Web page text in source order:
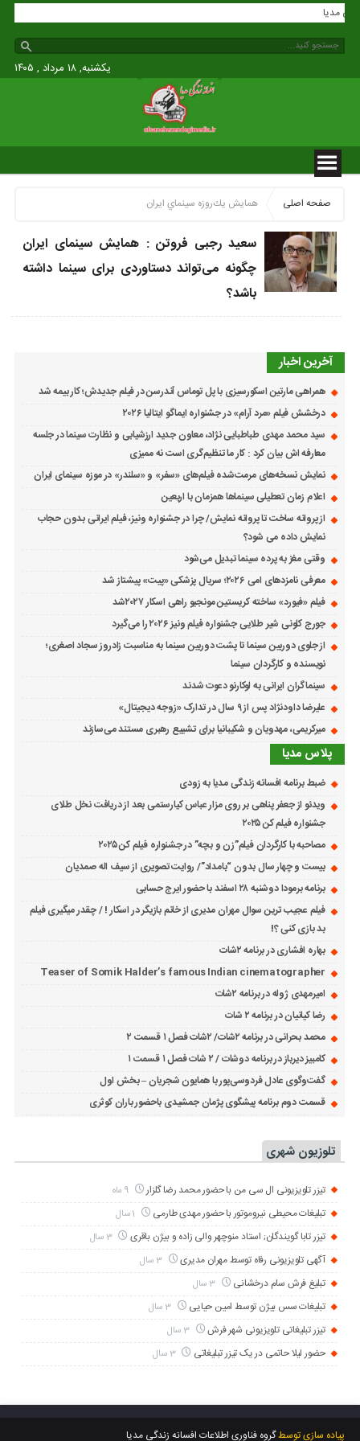
مدیا
یکشنبه, ۱۸ مرداد , ۱۴۰۵
صفحه اصلی همايش يك‌روزه سينماي ايران
سعید رجبی فروتن : همایش سینمای ایران
چگونه می‌تواند دستاوردی برای سینما داشته
باشد؟
آخرین اخبار
همراهی مارتین اسکورسیزی با پل توماس ٱندرسن در فیلم جدیدش؛ کار بیمه شد
درخشش فیلم «مرد آرام» در جشنواره ایماگو ایتالیا ۲۰۲۶
سید محمد مهدی طباطبایی نژاد، معاون جدید ارزشیابی و نظارت سینما در جلسه
معارفه اش بیان کرد : کار ما تنظیم‌گری است نه ممیزی
نمایش نسخه‌های مرمت‌شده فیلم‌های «سفر» و «سلندر» در موزه سینمای ایران
اعلام زمان تعطیلی سینماها همزمان با اربعین
از پروانه ساخت تا پروانه نمایش/ چرا در جشنواره ونیز، فیلم ایرانی بدون حجاب
نمایش داده می شود؟
وقتی مغز به پرده سینما تبدیل می‌شود
معرفی نامزدهای امی ۲۰۲۶؛ سریال پزشکی «پیت» پیشتاز شد
فیلم «فیورد» ساخته کریستین مونجیو راهی اسکار ۲۰۲۷شد
جورج کلونی شیر طلایی جشنواره فیلم ونیز ۲۰۲۶ را می‌گیرد
از جلوی دوربین سینما تا پشت دوربین سینما به مناسبت زادروز سجاد اصغری؛
نویسنده و کارگردان سینما
سینماگران ایرانی به لوکارنو دعوت شدند
علیرضا داودنژاد پس از ۹ سال در تدارک «زوجه دیجیتال»
میرکریمی، مهدویان و شکیبانیا برای تشییع رهبری مستند می‌سازند
پلاس مدیا
ضبط برنامه افسانه زندگی مدیا به زودی
ویدئو از جعفر پناهی بر روی مزار عباس کیارستمی بعد از دریافت نخل طلای
جشنواره فیلم کن ۲۰۲۵
مصاحبه با کارگردان فیلم”زن و بچه” در جشنواره فیلم کن ۲۰۲۵
بیست و چهار سال بدون “بامداد”/ روایت تصویری از سیف اله صمدیان
برنامه برمودا دوشنبه ۲۸ اسفند با حضور ایرج حسابی
فیلم عجیب ترین سوال مهران مدیری از خانم بازیگر در اسکار ! / چقدر میگیری فیلم
بد بازی کنی ؟!
بهاره افشاری در برنامه ۲شات
Teaser of Somik Halder’s famous Indian cinematographer
امیرمهدی ژوله در برنامه ۲شات
رضا کیانیان در برنامه ۲ شات
محمد بحرانی در برنامه ۲شات/ ۲شات فصل ۱ قسمت ۲
کامبیز دیرباز در برنامه دوشات / ۲ شات فصل ۱ قسمت ۱
گفت‌وگوی عادل فردوسی‌پور با همایون شجریان – بخش اول
قسمت دوم برنامه پیشگوی پژمان جمشیدی باحضور باران کوثری
تلوزیون شهری
تیزر تلویزیونی ال سی من با حضور محمد رضا گلزار 9 ماه
تبلیغات محیطی نیروموتور با حضور مهدی طارمی
تیزر تابا گویندگان; استاد منوچهر والی زاده و بیژن باقری 3 سال
آگهی تلویزیونی رفاه توسط مهران مدیری 3 سال
تبلیغ فرش سام درخشانی 3 سال
تبلیغات سس بیژن توسط امین حیایی 3 سال
تیزر تبلیغاتی تلویزیونی شهر فرش 3 سال
حضور لیلا حاتمی در یک تیزر تبلیغاتی 3 سال
پیاده سازی توسطگروه فناوری اطلاعات افسانه زندگی مدیا